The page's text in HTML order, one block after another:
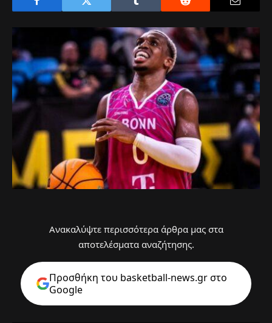
Ανακαλύψτε περισσότερα άρθρα μας στα
αποτελέσματα αναζήτησης.
Προσθήκη του basketball-news.gr στo
Google